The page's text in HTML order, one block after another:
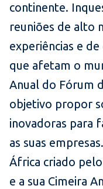
continente.
reuniões de alto
experiências e
que afetam o
Anual do Fórum
objetivo propor
inovadoras para
as suas
África criado
e a sua Cimeira